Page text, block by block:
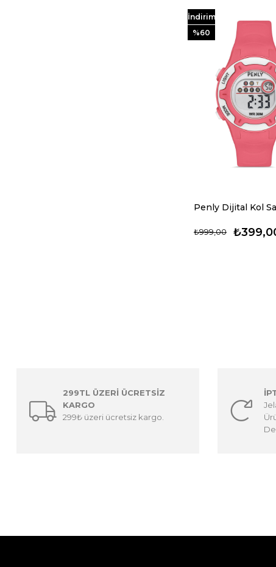
₺999,00
İndirim
%60
299TL ÜZERİ ÜCRETSİZ
KARGO
299₺ üzeri ücretsiz kargo.